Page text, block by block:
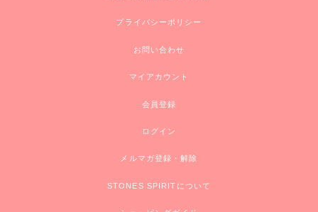
プライバシーポリシー
お問い合わせ
マイアカウント
会員登録
ログイン
メルマガ登録・解除
STONES SPIRITについて